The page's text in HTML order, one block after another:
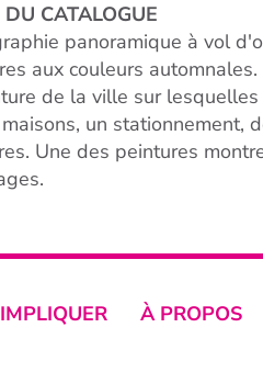
CATALOGUE
panoramique à vol
aux couleurs
de la ville sur
un stationnement,
Une des peintures
À PROPOS